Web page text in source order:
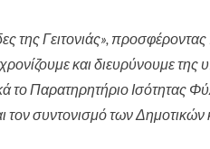
της Γειτονιάς», προσφέροντας
και διευρύνουμε της
Παρατηρητήριο Ισότητας
τον συντονισμό των Δημοτικών